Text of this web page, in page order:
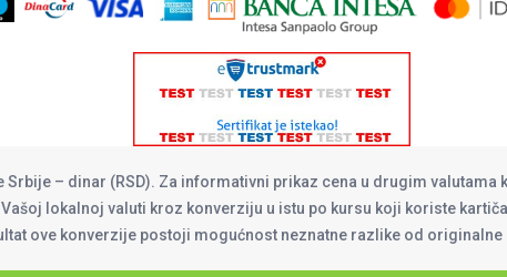
Srbije – dinar (RSD). Za informativni prikaz cena u drugim
lokalnoj valuti kroz konverziju u istu po kursu koji koriste
ove konverzije postoji mogućnost neznatne razlike od originalne